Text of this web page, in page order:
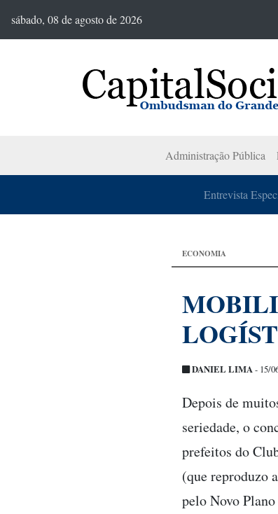
sábado, 08 de agosto de 2026
Administração Pública
Entrevista
ECONOMIA
DANIEL LIMA- 15/
Depois de
seriedade, o
prefeitos do
(que reproduzo
pelo Novo